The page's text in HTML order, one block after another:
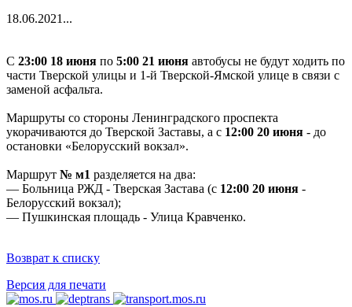
18.06.2021 ...
С 23:00 18 июня по 5:00 21 июня автобусы не будут ходить по
части Тверской улицы и 1-й Тверской-Ямской улице в связи с
заменой асфальта.
Маршруты со стороны Ленинградского проспекта
укорачиваются до Тверской Заставы, а с 12:00 20 июня - до
остановки «Белорусский вокзал».
Маршрут № м1 разделяется на два:
— Больница РЖД - Тверская Застава (с 12:00 20 июня -
Белорусский вокзал);
— Пушкинская площадь - Улица Кравченко.
Возврат к списку
Версия для печати